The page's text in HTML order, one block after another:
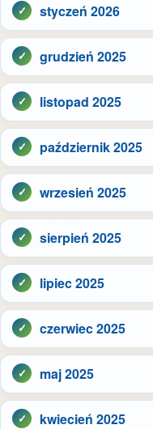
styczeń 2026
grudzień 2025
listopad 2025
październik 2025
wrzesień 2025
sierpień 2025
lipiec 2025
czerwiec 2025
maj 2025
kwiecień 2025